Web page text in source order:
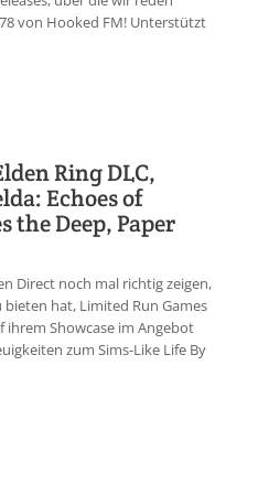
von Hooked FM! Unterstützt
Ring DLC,
Echoes of
the Deep, Paper
Direct noch mal richtig zeigen,
hat, Limited Run Games
ihrem Showcase im Angebot
zum Sims-Like Life By